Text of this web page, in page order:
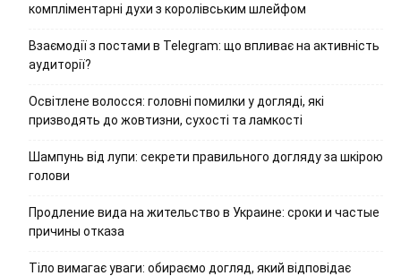
компліментарні духи з королівським шлейфом
Взаємодії з постами в Telegram: що впливає на активність
аудиторії?
Освітлене волосся: головні помилки у догляді, які
призводять до жовтизни, сухості та ламкості
Шампунь від лупи: секрети правильного догляду за шкірою
голови
Продление вида на жительство в Украине: сроки и частые
причины отказа
Тіло вимагає уваги: обираємо догляд, який відповідає